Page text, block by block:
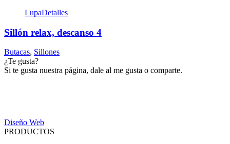
LupaDetalles
Sillón relax, descanso 4
Butacas, Sillones
¿Te gusta?
Si te gusta nuestra página, dale al me gusta o comparte.
Diseño Web
PRODUCTOS